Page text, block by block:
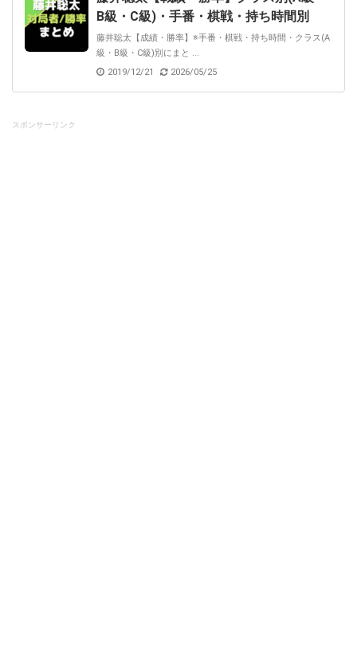
B級・C級)・手番・棋戦・持ち時間別
藤井聡太【成績・勝率】※手番・棋戦・持ち時間・クラス(A
級・B級・C級)別にまと ...
2019/12/21
2026/05/25
スポンサーリンク